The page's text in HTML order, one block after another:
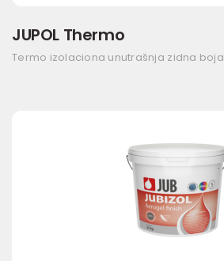
JUPOL Thermo
Termo izolaciona unutrašnja zidna boja